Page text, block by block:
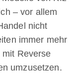
– vor allem
nicht
immer mehr
Reverse
umzusetzen.